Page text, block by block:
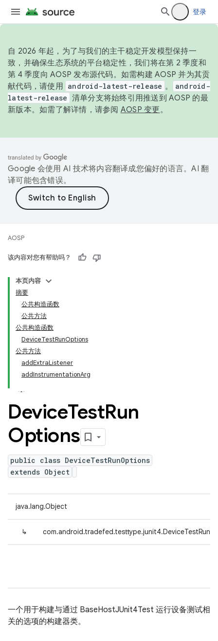
登录
自 2026 年起，为了与我们的主干稳定开发模型保持一
致，并确保生态系统的平台稳定性，我们将在第 2 季度和
第 4 季度向 AOSP 发布源代码。如需构建 AOSP 并为其贡
献代码，请使用 android-latest-release 。
android-
latest-release 清单分支将始终引用推送到 AOSP 的最
新版本。如需了解详情，请参阅 AOSP 变更。
Google 会使用 AI 技术将内容翻译成您偏好的语言。AI 翻
译可能包含错误。
AOSP
该内容对您有帮助吗？
本页内容
摘要
公共构造函数
公共方法
公共构造函数
DeviceTestRunOptions
公共方法
addExtraListener
addInstrumentationArg
DeviceTestRun
Options
public class DeviceTestRunOptions
extends Object
java.lang.Object
↳
一个用于构建与通过 BaseHostJUnit4Test 运行设备测试相
关的选项的构建器类。